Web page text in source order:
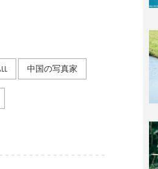
中国の写真家